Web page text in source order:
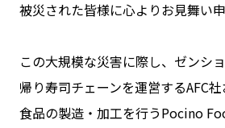
被災された皆様に心よりお見舞い申
この大規模な災害に際し、ゼンシ
帰り寿司チェーンを運営するAFC
食品の製造・加工を行うPocino